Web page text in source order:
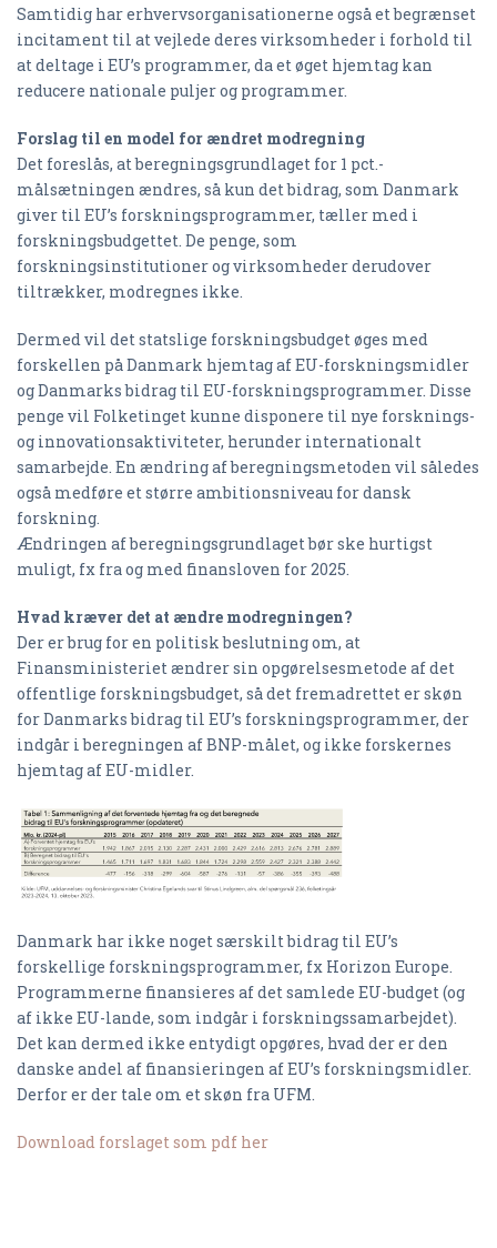
Samtidig har erhvervsorganisationerne også et begrænset
incitament til at vejlede deres virksomheder i forhold til
at deltage i EU’s programmer, da et øget hjemtag kan
reducere nationale puljer og programmer.
Forslag til en model for ændret modregning
Det foreslås, at beregningsgrundlaget for 1 pct.-
målsætningen ændres, så kun det bidrag, som Danmark
giver til EU’s forskningsprogrammer, tæller med i
forskningsbudgettet. De penge, som
forskningsinstitutioner og virksomheder derudover
tiltrækker, modregnes ikke.
Dermed vil det statslige forskningsbudget øges med
forskellen på Danmark hjemtag af EU-forskningsmidler
og Danmarks bidrag til EU-forskningsprogrammer. Disse
penge vil Folketinget kunne disponere til nye forsknings-
og innovationsaktiviteter, herunder internationalt
samarbejde. En ændring af beregningsmetoden vil således
også medføre et større ambitionsniveau for dansk
forskning.
Ændringen af beregningsgrundlaget bør ske hurtigst
muligt, fx fra og med finansloven for 2025.
Hvad kræver det at ændre modregningen?
Der er brug for en politisk beslutning om, at
Finansministeriet ændrer sin opgørelsesmetode af det
offentlige forskningsbudget, så det fremadrettet er skøn
for Danmarks bidrag til EU’s forskningsprogrammer, der
indgår i beregningen af BNP-målet, og ikke forskernes
hjemtag af EU-midler.
Danmark har ikke noget særskilt bidrag til EU’s
forskellige forskningsprogrammer, fx Horizon Europe.
Programmerne finansieres af det samlede EU-budget (og
af ikke EU-lande, som indgår i forskningssamarbejdet).
Det kan dermed ikke entydigt opgøres, hvad der er den
danske andel af finansieringen af EU’s forskningsmidler.
Derfor er der tale om et skøn fra UFM.
Download forslaget som pdf her